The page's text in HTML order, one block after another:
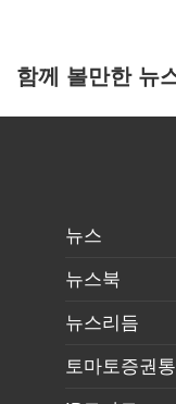
함께 볼만한 뉴
뉴스
뉴스북
뉴스리듬
토마토증권